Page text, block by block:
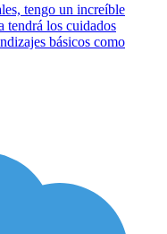
tengo un increíble
tendrá los cuidados
básicos como